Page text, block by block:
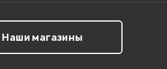
Наши магазины